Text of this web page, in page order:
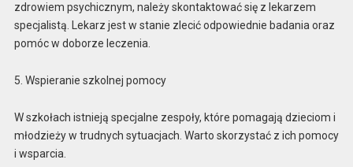
zdrowiem psychicznym, należy skontaktować się z lekarzem
specjalistą. Lekarz jest w stanie zlecić odpowiednie badania oraz
pomóc w doborze leczenia.
5. Wspieranie szkolnej pomocy
W szkołach istnieją specjalne zespoły, które pomagają dzieciom i
młodzieży w trudnych sytuacjach. Warto skorzystać z ich pomocy
i wsparcia.